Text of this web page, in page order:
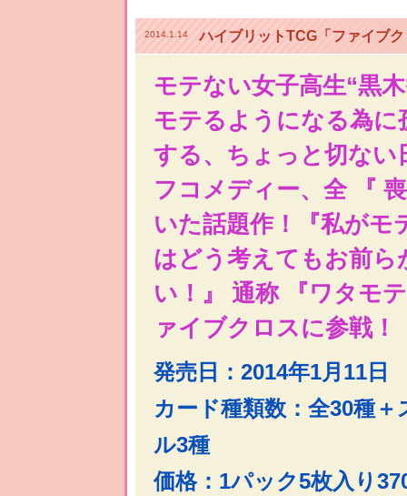
2014.1.14 ハイブリットTCG「ファイブ
モテない女子高生“黒
モテるようになる為に
する、ちょっと切ない
フコメディー、全 『
いた話題作！『私がモ
はどう考えてもお前ら
い！』 通称 『ワタモ
ァイブクロスに参戦！
発売日：2014年1月11日
カード種類数：全30種＋
ル3種
価格：1パック5枚入り